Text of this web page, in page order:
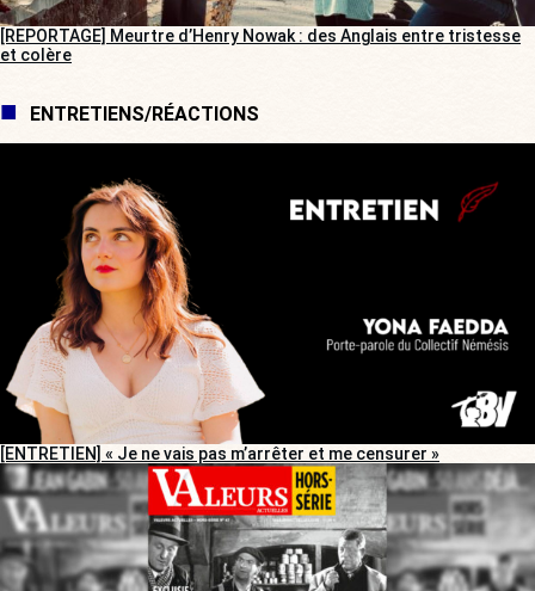
[REPORTAGE] Meurtre d’Henry Nowak : des Anglais entre tristesse
et colère
ENTRETIENS/RÉACTIONS
[ENTRETIEN] « Je ne vais pas m’arrêter et me censurer »